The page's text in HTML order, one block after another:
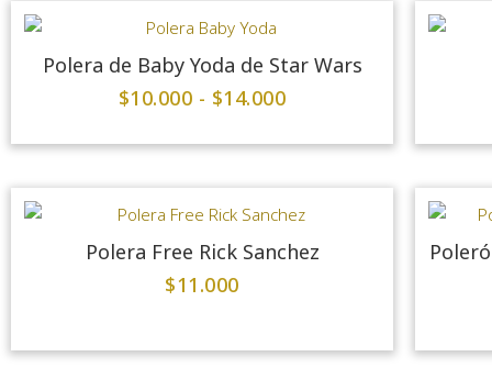
Polera de Baby Yoda de Star Wars
$10.000 - $14.000
Polera Free Rick Sanchez
$11.000